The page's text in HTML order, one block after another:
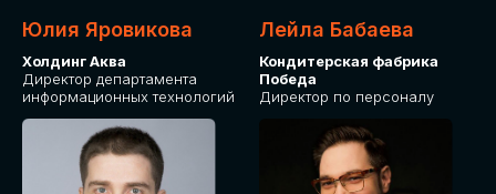
Юлия Яровикова
Холдинг Аква
Директор департамента
информационных технологий
Лейла Бабаева
Кондитерская фабрика
Победа
Директор по персоналу